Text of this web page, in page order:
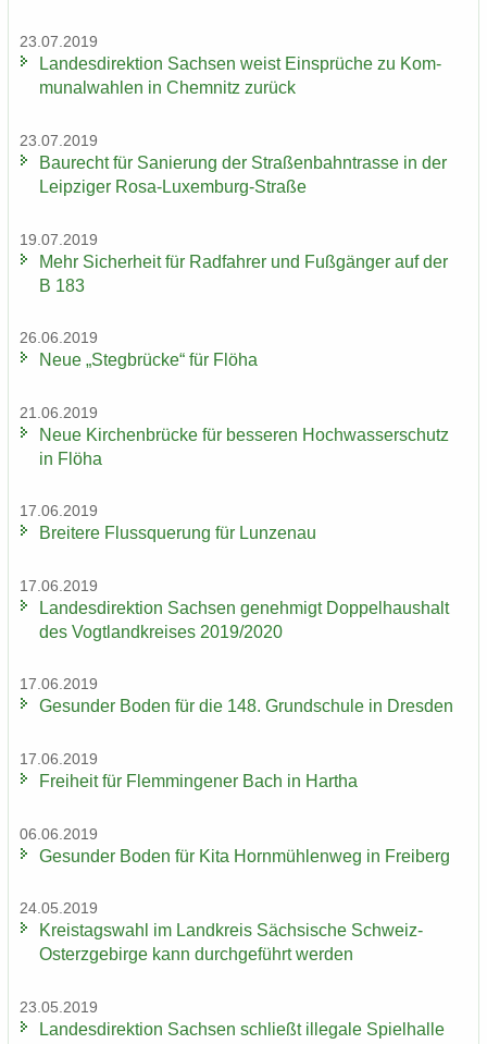
23.07.2019
Lan­des­di­rek­ti­on Sach­sen weist Ein­sprü­che zu Kom­
mu­nal­wah­len in Chem­nitz zu­rück
23.07.2019
Bau­recht für Sa­nie­rung der Stra­ßen­bahn­tras­se in der
Leip­zi­ger Rosa-​Luxemburg-Straße
19.07.2019
Mehr Si­cher­heit für Rad­fah­rer und Fuß­gän­ger auf der
B 183
26.06.2019
Neue „Steg­brü­cke“ für Flöha
21.06.2019
Neue Kir­chen­brü­cke für bes­se­ren Hoch­was­ser­schutz
in Flöha
17.06.2019
Brei­te­re Fluss­que­rung für Lun­zen­au
17.06.2019
Lan­des­di­rek­ti­on Sach­sen ge­neh­migt Dop­pel­haus­halt
des Vogt­land­krei­ses 2019/2020
17.06.2019
Ge­sun­der Boden für die 148. Grund­schu­le in Dres­den
17.06.2019
Frei­heit für Flem­min­ge­ner Bach in Har­tha
06.06.2019
Ge­sun­der Boden für Kita Horn­müh­len­weg in Frei­berg
24.05.2019
Kreis­tags­wahl im Land­kreis Säch­si­sche Schweiz-​
Osterzgebirge kann durch­ge­führt wer­den
23.05.2019
Lan­des­di­rek­ti­on Sach­sen schließt il­le­ga­le Spiel­hal­le